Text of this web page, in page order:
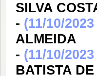
SILVA
- (11/10/
ALMEIDA
- (11/10/
BATISTA